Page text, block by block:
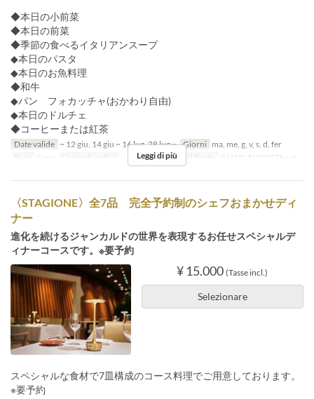
◆本日の小前菜
◆本日の前菜
◆季節の食べるイタリアンスープ
◆本日のパスタ
◆本日のお魚料理
◆和牛
◆パン フォカッチャ(おかわり自由)
◆本日のドルチェ
◆コーヒーまたは紅茶
Date valide ~ 12 giu, 14 giu ~ 16 lug, 28 lug ~ Giorni ma, me, g, v, s, d, fer
Pasti
Cena Limite di ordini ~ 15 Categoria del Posto GIANCALDO3Theat
Leggi di più
〈STAGIONE〉全7品 完全予約制のシェフおまかせディ
ナー
進化を続けるジャンカルドの世界を表現するお任せスペシャルデ
ィナーコースです。※要予約
¥ 15.000 (Tasse incl.)
Selezionare
スペシャルな食材で7皿構成のコース料理でご用意しております。
※要予約